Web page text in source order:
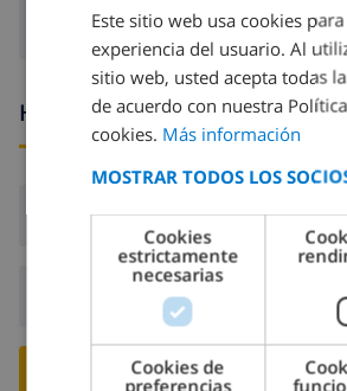
Horario de llegada y salida
Llegada:Desde 17:00
Salida: Antes de:
RESERVE ESTE
Este sitio web usa cookies
experiencia del usuario. Al
sitio web, usted acepta todas
de acuerdo con nuestra
cookies. Más información
MOSTRAR TODOS LOS
Cookies
estrictamente
necesarias
Cookies de
preferencias